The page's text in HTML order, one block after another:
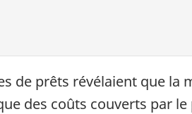
de prêts révélaient que la
des coûts couverts par le